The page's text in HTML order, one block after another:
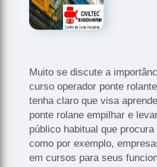
Muito se discute a
curso operador ponte
tenha claro que visa
ponte rolane empilhar e
público habitual que
como por exemplo,
em cursos para seus